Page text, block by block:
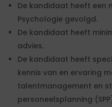
De kandidaat heeft een
Psychologie gevolgd.
De kandidaat heeft
advies.
De kandidaat heeft
kennis van en ervaring
talentmanagement en
personeelsplanning